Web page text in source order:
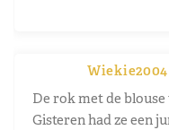
Wiekie2004
De rok met de
Gisteren had ze een